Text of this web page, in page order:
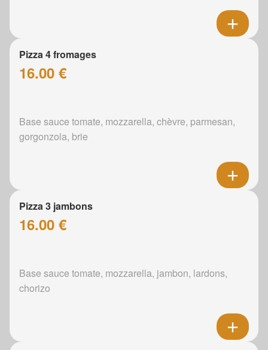
Pizza 4 fromages
16.00 €
Base sauce tomate, mozzarella, chèvre, parmesan,
gorgonzola, brie
Pizza 3 jambons
16.00 €
Base sauce tomate, mozzarella, jambon, lardons,
chorizo